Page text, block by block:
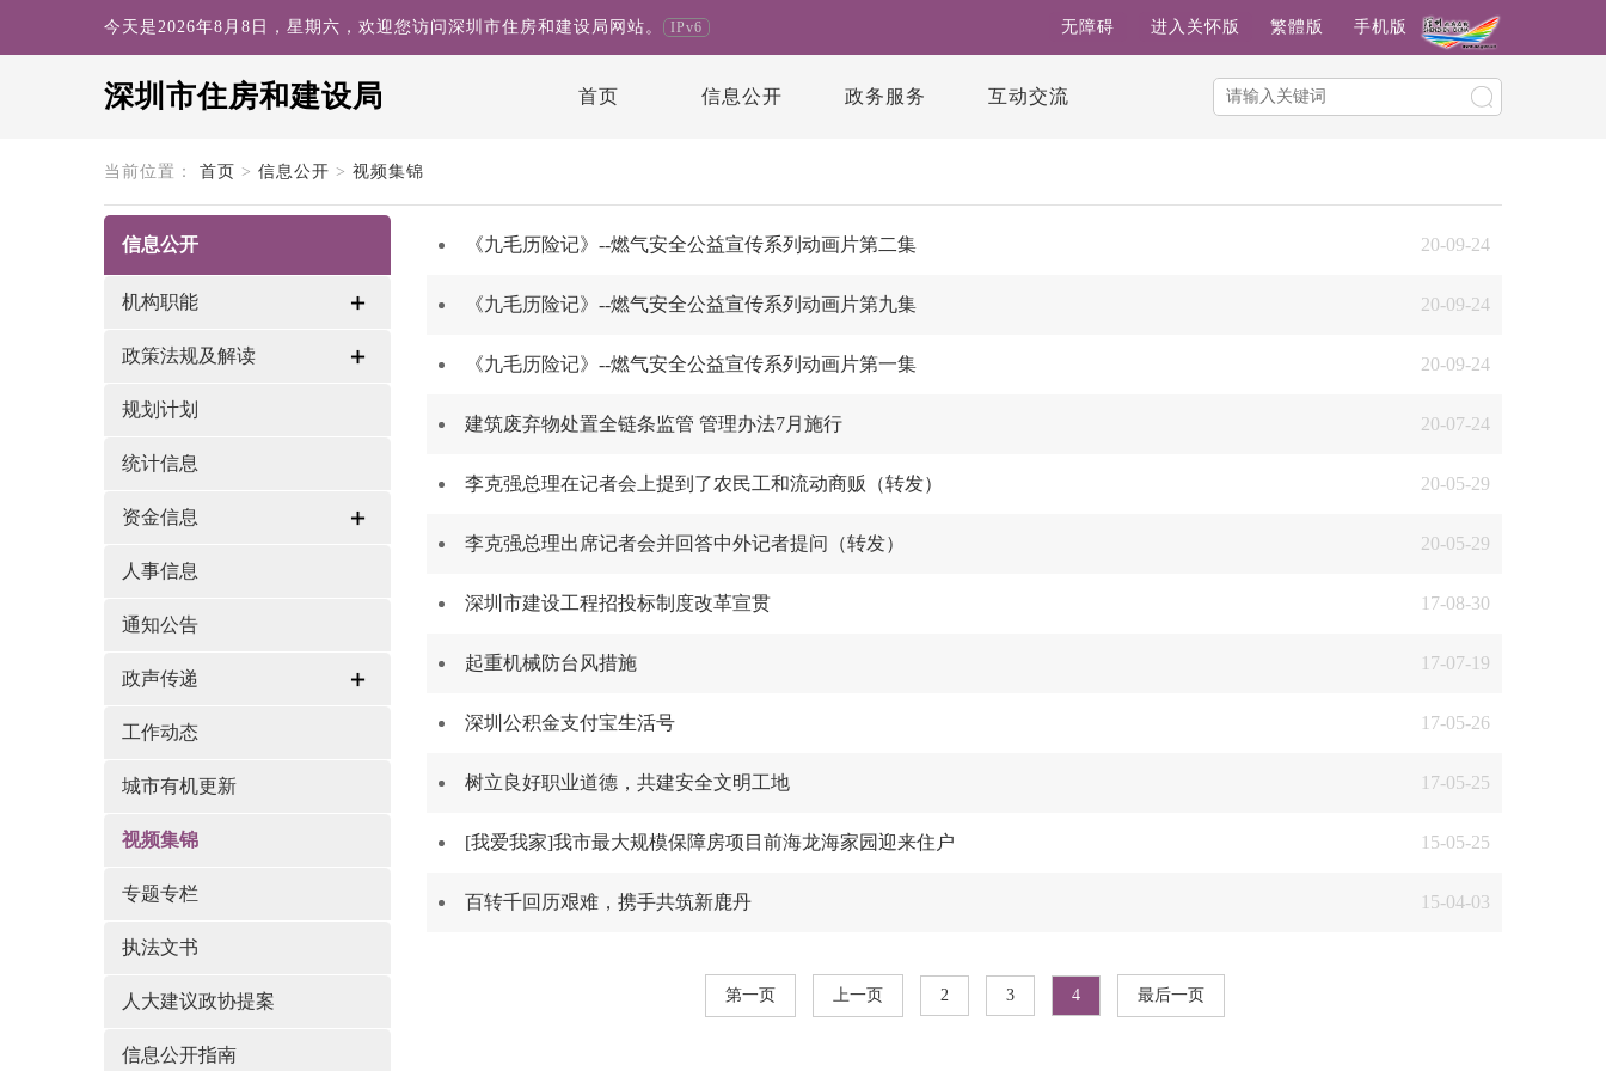
今天是2026年8月8日，星期六，欢迎您访问深圳市住房和建设局网站。 IPv6 无障碍 进入关怀版 繁體版 手机版
深圳市住房和建设局 首页 信息公开 政务服务 互动交流
search
当前位置： 首页 > 信息公开 > 视频集锦
信息公开
机构职能
政策法规及解读
规划计划
统计信息
资金信息
人事信息
通知公告
政声传递
工作动态
城市有机更新
视频集锦
专题专栏
执法文书
人大建议政协提案
信息公开指南
《九毛历险记》--燃气安全公益宣传系列动画片第二集 20-09-24
《九毛历险记》--燃气安全公益宣传系列动画片第九集 20-09-24
《九毛历险记》--燃气安全公益宣传系列动画片第一集 20-09-24
建筑废弃物处置全链条监管 管理办法7月施行 20-07-24
李克强总理在记者会上提到了农民工和流动商贩（转发） 20-05-29
李克强总理出席记者会并回答中外记者提问（转发） 20-05-29
深圳市建设工程招投标制度改革宣贯 17-08-30
起重机械防台风措施 17-07-19
深圳公积金支付宝生活号 17-05-26
树立良好职业道德，共建安全文明工地 17-05-25
[我爱我家]我市最大规模保障房项目前海龙海家园迎来住户 15-05-25
百转千回历艰难，携手共筑新鹿丹 15-04-03
第一页 上一页 2 3 4 最后一页